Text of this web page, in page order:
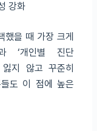
강화
했을 때 가장 크게
‘개인별 진단
지 않고 꾸준히
도 이 점에 높은